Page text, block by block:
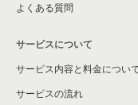
よくある質問
サービスについて
サービス内容と料金につい
サービスの流れ